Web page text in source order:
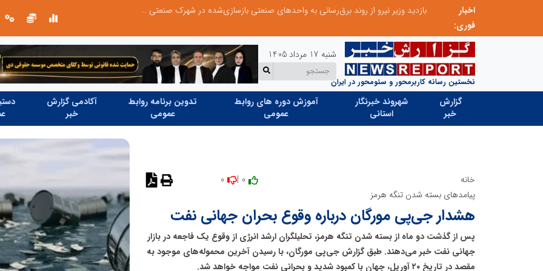
اخبار
فوری:
بازدید وزیر نیرو از روند برق‌رسانی به واحدهای صنعتی بازسازی‌شده در شهرک صنعتی شمس‌آباد پیمان مکه؛ مثلث امنیتی جدید در اطراف
نخستین رسانه کاربرمحور و سئومحور در ایران
شنبه 17 مرداد 1405
گزارش
خبر
شهروند خبرنگار
استانی
آموزش دوره های روابط
عمومی
تدوین برنامه روابط
عمومی
آکادمی گزارش
خبر
خانه
پیامدهای بسته شدن تنگه هرمز
هشدار جی‌پی مورگان درباره وقوع بحران جهانی نفت
پس از گذشت دو ماه از بسته شدن تنگه هرمز، تحلیلگران ارشد انرژی از وقوع یک فاجعه در بازار
جهانی نفت خبر می‌دهند. طبق گزارش جی‌پی مورگان، با رسیدن آخرین محموله‌های موجود به
مقصد در تاریخ ۲۰ آوریل، جهان با کمبود شدید و بحرانی نفت مواجه خواهد شد.